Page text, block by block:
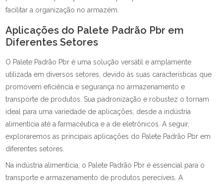
facilitar a organização no armazém.
Aplicações do Palete Padrão Pbr em
Diferentes Setores
O Palete Padrão Pbr é uma solução versátil e amplamente
utilizada em diversos setores, devido às suas características que
promovem eficiência e segurança no armazenamento e
transporte de produtos. Sua padronização e robustez o tornam
ideal para uma variedade de aplicações, desde a indústria
alimentícia até a farmacêutica e a de eletrônicos. A seguir,
exploraremos as principais aplicações do Palete Padrão Pbr em
diferentes setores.
Na indústria alimentícia, o Palete Padrão Pbr é essencial para o
transporte e armazenamento de produtos perecíveis. A